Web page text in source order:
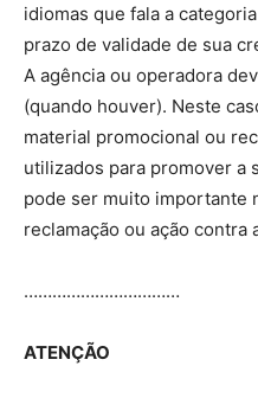
idiomas que fala a
prazo de validade de sua
A agência ou operadora
(quando houver). Neste
material promocional ou
utilizados para promover a
pode ser muito importante
reclamação ou ação contra
……………………………
ATENÇÃO